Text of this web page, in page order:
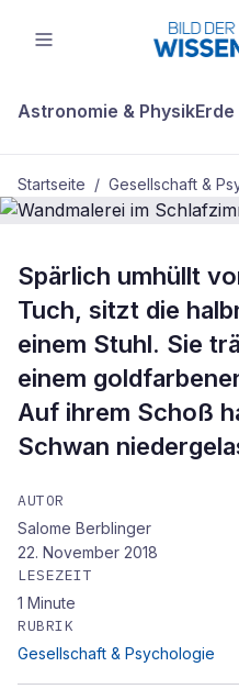
Astronomie & Physik
Startseite / Gesellschaft &
Wandmalerei im
Spärlich umhüllt
Tuch, sitzt die
einem Stuhl. Sie
einem
Auf ihrem Schoß
Schwan
AUTOR
Salome Berblinger
22. November 2018
LESEZEIT
1 Minute
RUBRIK
Gesellschaft & Psychologie